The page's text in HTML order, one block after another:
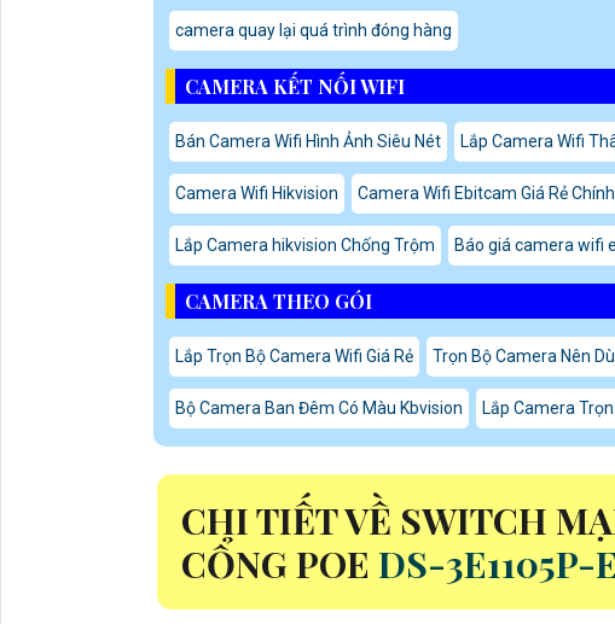
camera quay lại quá trình đóng hàng
CAMERA KẾT NỐI WIFI
Bán Camera Wifi Hình Ảnh Siêu Nét Lắp Camera Wifi
Camera Wifi Hikvision Camera Wifi Ebitcam Giá Rẻ
Lắp Camera hikvision Chống Trộm Báo giá camera wifi
CAMERA THEO GÓI
Lắp Trọn Bộ Camera Wifi Giá Rẻ Trọn Bộ Camera Nên
Bộ Camera Ban Đêm Có Màu Kbvision Lắp Camera
CHI TIẾT VỀ SWITCH
CỔNG POE DS-3E1105P-